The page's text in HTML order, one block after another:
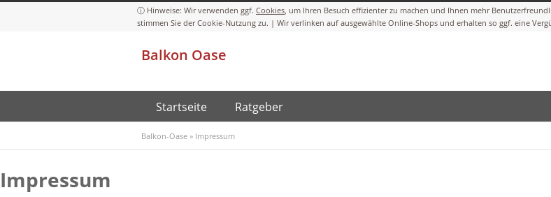
Cookies
Balkon Oase
Startseite Ratgeber
Balkon-Oase » Impressum
Impressum